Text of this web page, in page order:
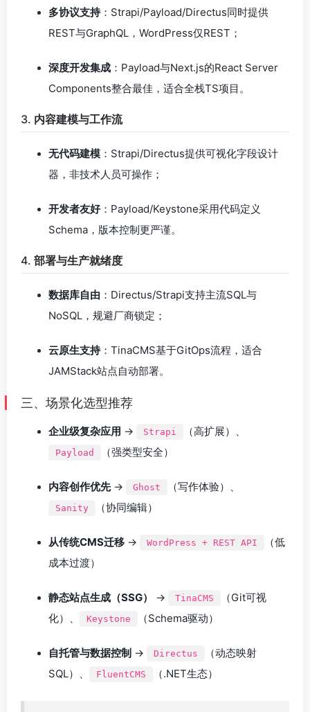
多协议支持：Strapi/Payload/Directus同时提供
REST与GraphQL，WordPress仅REST；
深度开发集成 ：Payload与Next.js的React Server
Components整合最佳，适合全栈TS项目。
3. 内容建模与工作流
无代码建模 ：Strapi/Directus提供可视化字段设计
器，非技术人员可操作；
开发者友好：Payload/Keystone采用代码定义
Schema，版本控制更严谨。
4. 部署与生产就绪度
数据库自由 ：Directus/Strapi支持主流SQL与
NoSQL，规避厂商锁定；
云原生支持：TinaCMS基于GitOps流程，适合
JAMStack站点自动部署。
三、场景化选型推荐
企业级复杂应用 → Strapi （高扩展）、
Payload （强类型安全）
内容创作优先→ Ghost （写作体验）、
Sanity （协同编辑）
从传统CMS迁移 → WordPress + REST API
（低
成本过渡）
静态站点生成（SSG） → TinaCMS
（Git可视
化）、
Keystone （Schema驱动）
自托管与数据控制 → Directus
（动态映射
SQL）、
FluentCMS （.NET生态）